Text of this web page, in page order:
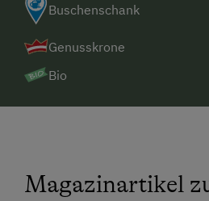
Buschenschank
Genusskrone
Bio
Magazinartikel